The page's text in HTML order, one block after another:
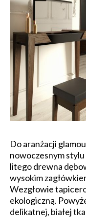
Do aranżacji
nowoczesnym stylu
litego drewna
wysokim
Wezgłowie
ekologiczną.
delikatnej, białej